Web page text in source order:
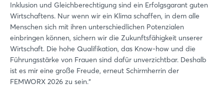
Inklusion und Gleichberechtigung sind ein Erfolgsgarant guten
Wirtschaftens. Nur wenn wir ein Klima schaffen, in dem alle
Menschen sich mit ihren unterschiedlichen Potenzialen
einbringen können, sichern wir die Zukunftsfähigkeit unserer
Wirtschaft. Die hohe Qualifikation, das Know-how und die
Führungsstärke von Frauen sind dafür unverzichtbar. Deshalb
ist es mir eine große Freude, erneut Schirmherrin der
FEMWORX 2026 zu sein.“